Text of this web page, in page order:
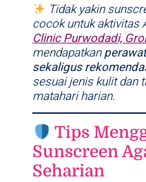
Tidak yakin
cocok untuk aktivitas
Clinic Purwodadi,
mendapatkan
sekaligus
sesuai jenis kulit dan
matahari harian.
Tips
Sunscreen
Seharian